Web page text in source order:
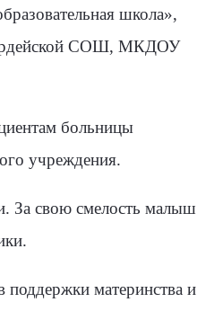
школа»,
СОШ, МКДОУ
больницы
учреждения.
За свою смелость малыш
поддержки материнства и